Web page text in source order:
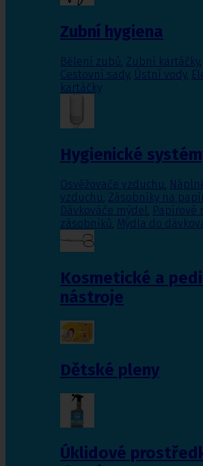
Zubní hygiena
Bělení zubů, Zubní kartáčky,
Cestovní sady, Ústní vody,
kartáčky
Hygienické
Osvěžovače vzduchu,
vzduchu, Zásobníky na
Dávkováče mýdel, Papírové
zásobníků, Mýdla do
Kosmetické a
nástroje
Dětské pleny
Úklidové